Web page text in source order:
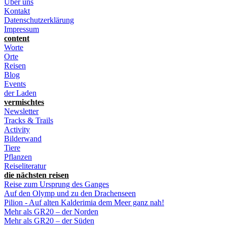
Kontakt
Datenschutzerklärung
Impressum
content
Worte
Orte
Reisen
Blog
Events
der Laden
vermischtes
Newsletter
Tracks & Trails
Activity
Bilderwand
Tiere
Pflanzen
Reiseliteratur
die nächsten reisen
Reise zum Ursprung des Ganges
Auf den Olymp und zu den Drachenseen
Pilion - Auf alten Kalderimia dem Meer ganz nah!
Mehr als GR20 – der Norden
Mehr als GR20 – der Süden